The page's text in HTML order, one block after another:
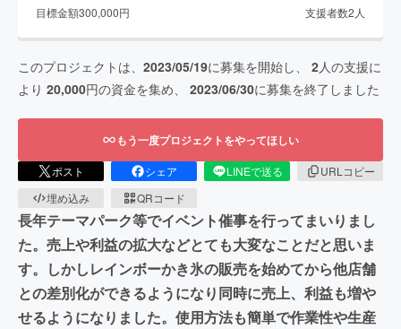
目標金額300,000円 支援者数2 人
このプロジェクトは、 2023/05/19に募集を開始し、 2人の支援に
より 20,000円の資金を集め、 2023/06/30に募集を終了しました
もう一度プロジェクトをやってほしい
ポスト シェア LINEで送る
URLコピー
埋め込み
QRコード
長年テーマパーク等でイベント催事を行ってまいりまし
た。売上や利益の拡大などとても大変なことだと思いま
す。しかしレインボーかき氷の販売を始めてから他店舗
との差別化ができるようになり同時に売上、利益も増や
せるようになりました。使用方法も簡単で作業性や生産